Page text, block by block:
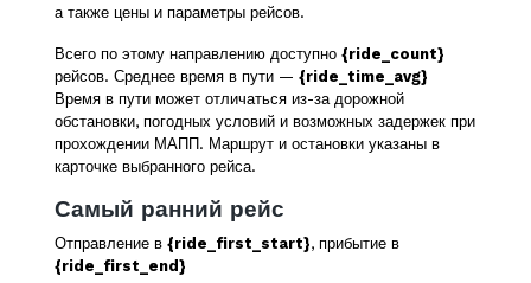
а также цены и параметры рейсов.
Всего по этому направлению доступно {ride_count}
рейсов. Среднее время в пути — {ride_time_avg}
Время в пути может отличаться из-за дорожной
обстановки, погодных условий и возможных задержек при
прохождении МАПП. Маршрут и остановки указаны в
карточке выбранного рейса.
Самый ранний рейс
Отправление в {ride_first_start}, прибытие в
{ride_first_end}